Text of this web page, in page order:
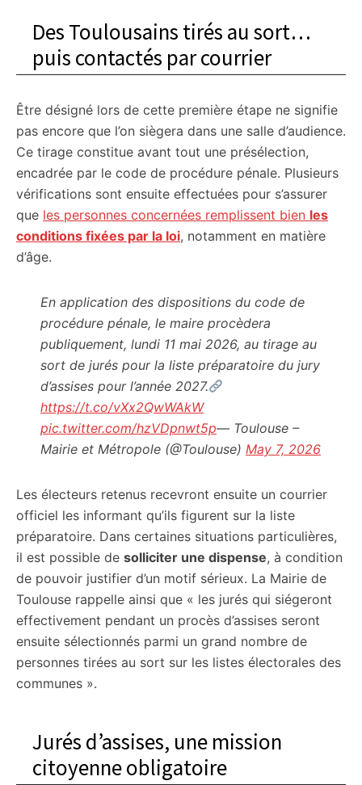
Des Toulousains tirés au sort…
puis contactés par courrier
Être désigné lors de cette première étape ne signifie
pas encore que l’on siègera dans une salle d’audience.
Ce tirage constitue avant tout une présélection,
encadrée par le code de procédure pénale. Plusieurs
vérifications sont ensuite effectuées pour s’assurer
que les personnes concernées remplissent bien les
conditions fixées par la loi, notamment en matière
d’âge.
En application des dispositions du code de
procédure pénale, le maire procèdera
publiquement, lundi 11 mai 2026, au tirage au
sort de jurés pour la liste préparatoire du jury
d’assises pour l’année 2027.
https://t.co/vXx2QwWAkW
pic.twitter.com/hzVDpnwt5p— Toulouse –
Mairie et Métropole (@Toulouse) May 7, 2026
Les électeurs retenus recevront ensuite un courrier
officiel les informant qu’ils figurent sur la liste
préparatoire. Dans certaines situations particulières,
il est possible de solliciter une dispense, à condition
de pouvoir justifier d’un motif sérieux. La Mairie de
Toulouse rappelle ainsi que « les jurés qui siégeront
effectivement pendant un procès d’assises seront
ensuite sélectionnés parmi un grand nombre de
personnes tirées au sort sur les listes électorales des
communes ».
Jurés d’assises, une mission
citoyenne obligatoire